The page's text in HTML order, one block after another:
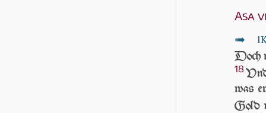
Asa
↦
Doch
18
was
Gold